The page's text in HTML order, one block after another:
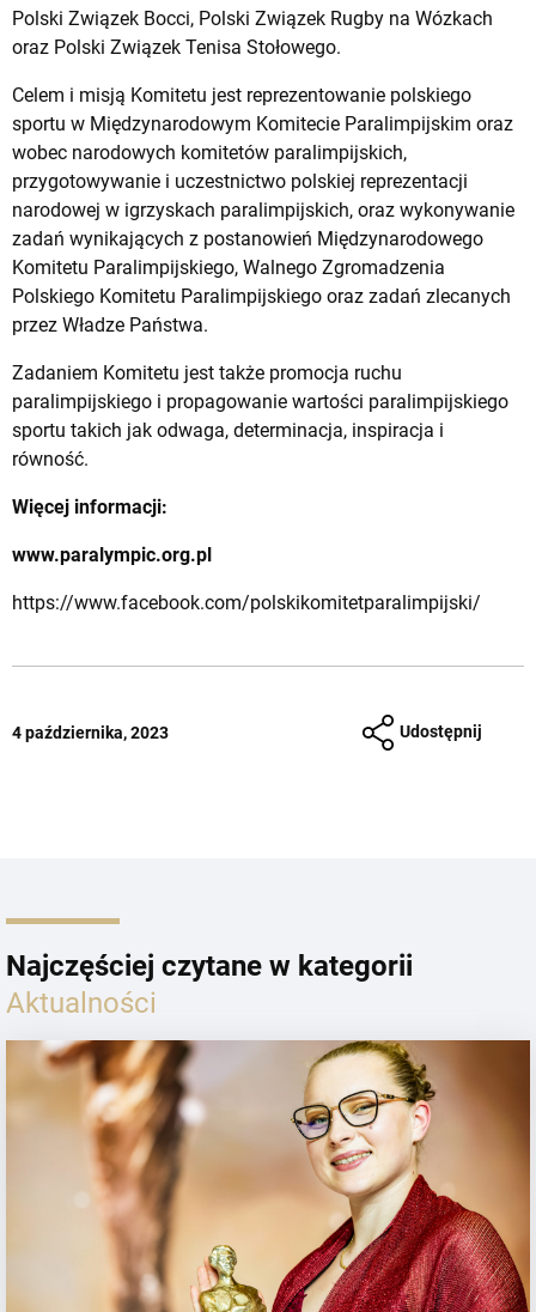
Polski Związek Bocci, Polski Związek Rugby na Wózkach
oraz Polski Związek Tenisa Stołowego.
Celem i misją Komitetu jest reprezentowanie polskiego
sportu w Międzynarodowym Komitecie Paralimpijskim oraz
wobec narodowych komitetów paralimpijskich,
przygotowywanie i uczestnictwo polskiej reprezentacji
narodowej w igrzyskach paralimpijskich, oraz wykonywanie
zadań wynikających z postanowień Międzynarodowego
Komitetu Paralimpijskiego, Walnego Zgromadzenia
Polskiego Komitetu Paralimpijskiego oraz zadań zlecanych
przez Władze Państwa.
Zadaniem Komitetu jest także promocja ruchu
paralimpijskiego i propagowanie wartości paralimpijskiego
sportu takich jak odwaga, determinacja, inspiracja i
równość.
Więcej informacji:
www.paralympic.org.pl
https://www.facebook.com/polskikomitetparalimpijski/
4 października, 2023 Udostępnij
Najczęściej czytane w kategorii
Aktualności